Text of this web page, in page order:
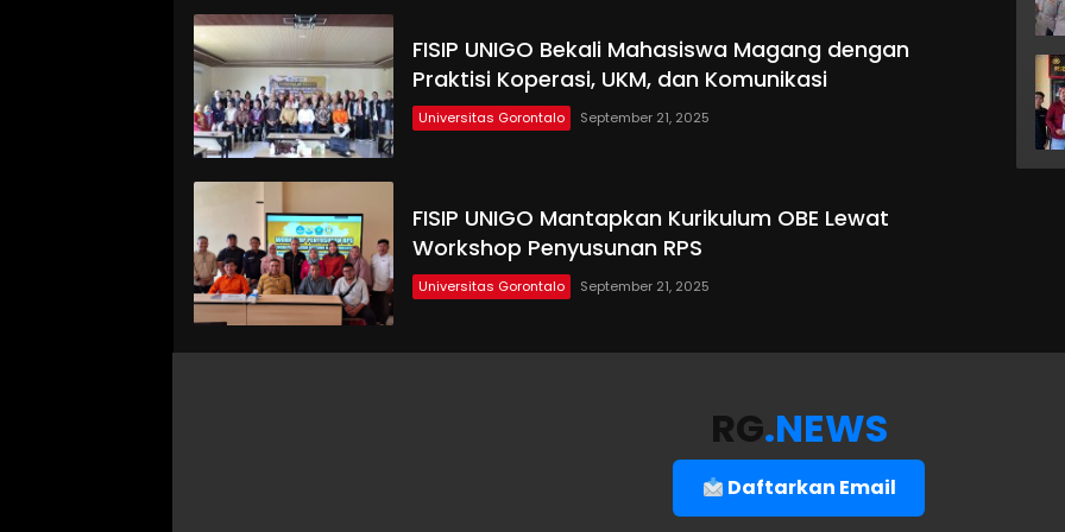
FISIP UNIGO Bekali Mahasiswa Magang dengan
Praktisi Koperasi, UKM, dan Komunikasi
Universitas Gorontalo September 21, 2025
FISIP UNIGO Mantapkan Kurikulum OBE Lewat
Workshop Penyusunan RPS
Universitas Gorontalo September 21, 2025
RG.NEWS
Daftarkan Email